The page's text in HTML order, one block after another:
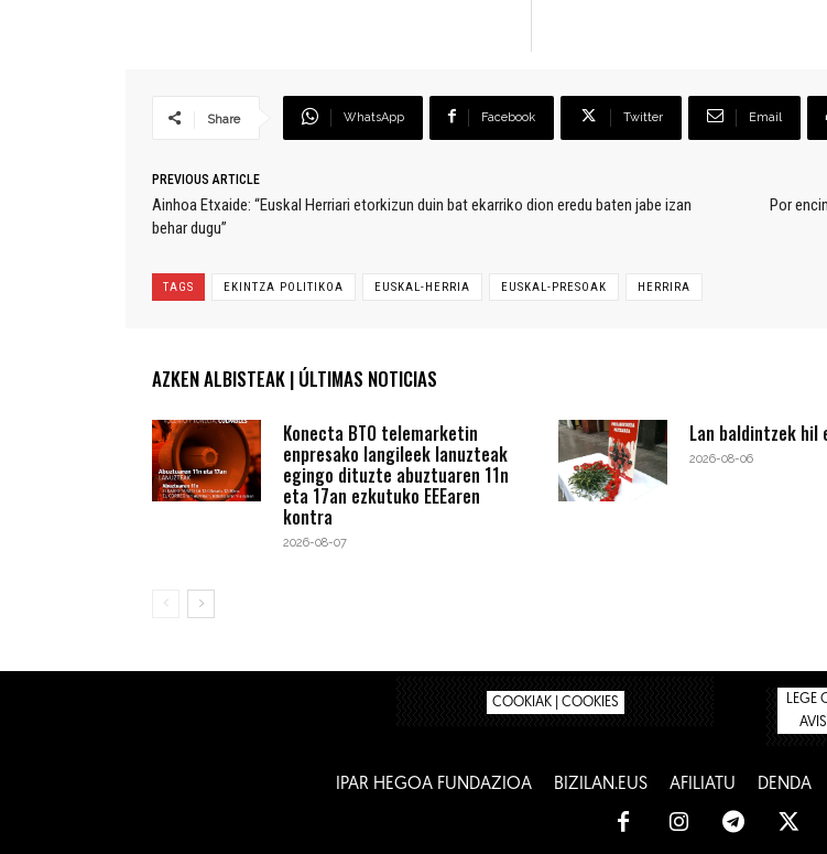
Share WhatsApp Facebook Twitter Email
PREVIOUS ARTICLE
Ainhoa Etxaide: “Euskal Herriari etorkizun duin bat ekarriko dion eredu baten jabe izan
behar dugu”
Por
TAGS EKINTZA POLITIKOA EUSKAL-HERRIA EUSKAL-PRESOAK HERRIRA
AZKEN ALBISTEAK | ÚLTIMAS NOTICIAS
Konecta BTO telemarketin
enpresako langileek lanuzteak
egingo dituzte abuztuaren 11n
eta 17an ezkutuko EEEaren
kontra
2026-08-07
Lan baldintzek hil
2026-08-06
COOKIAK | COOKIES
LEGE
IPAR HEGOA FUNDAZIOA BIZILAN.EUS AFILIATU DENDA